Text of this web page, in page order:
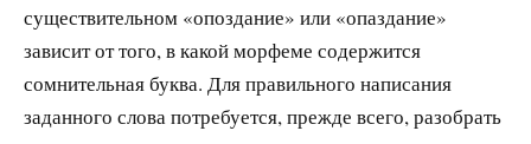
существительном «опоздание» или «опаздание»
зависит от того, в какой морфеме содержится
сомнительная буква. Для правильного написания
заданного слова потребуется, прежде всего, разобрать